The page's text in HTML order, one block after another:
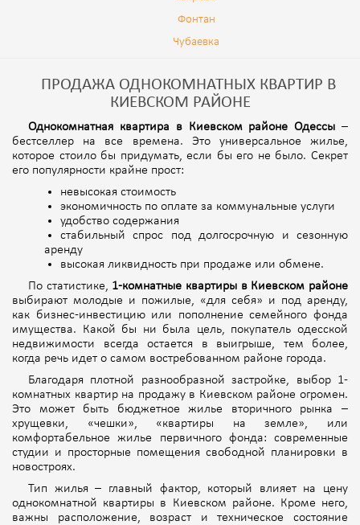
Фонтан
Чубаевка
ПРОДАЖА ОДНОКОМНАТНЫХ КВАРТИР В
КИЕВСКОМ РАЙОНЕ
Однокомнатная квартира в Киевском районе Одессы –
бестселлер на все времена. Это универсальное жилье,
которое стоило бы придумать, если бы его не было. Секрет
его популярности крайне прост:
невысокая стоимость
экономичность по оплате за коммунальные услуги
удобство содержания
стабильный спрос под долгосрочную и сезонную
аренду
высокая ликвидность при продаже или обмене.
По статистике, 1-комнатные квартиры в Киевском районе
выбирают молодые и пожилые, «для себя» и под аренду,
как бизнес-инвестицию или пополнение семейного фонда
имущества. Какой бы ни была цель, покупатель одесской
недвижимости всегда остается в выигрыше, тем более,
когда речь идет о самом востребованном районе города.
Благодаря плотной разнообразной застройке, выбор 1-
комнатных квартир на продажу в Киевском районе огромен.
Это может быть бюджетное жилье вторичного рынка –
хрущевки, «чешки», «квартиры на земле», или
комфортабельное жилье первичного фонда: современные
студии и просторные помещения свободной планировки в
новостроях.
Тип жилья – главный фактор, который влияет на цену
однокомнатной квартиры в Киевском районе. Кроме него,
важны расположение, возраст и техническое состояние